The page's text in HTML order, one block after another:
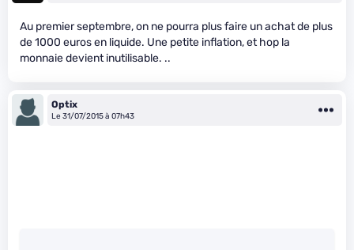
Au premier septembre, on ne pourra plus faire un achat de plus
de 1000 euros en liquide. Une petite inflation, et hop la
monnaie devient inutilisable. ..
Optix
Le 31/07/2015 à 07h43